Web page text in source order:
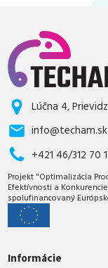
Lúčna 4,
info@techam.sk
+421 46/312 70
Projekt "Optimalizácia
Efektívnosti a
spolufinancovaný
Informácie